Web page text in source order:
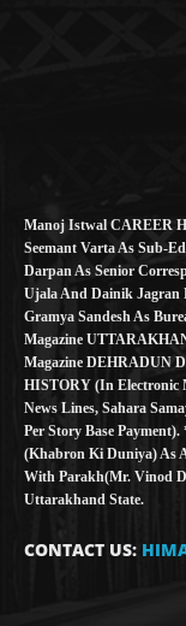
Manoj Istwal CAREER
Seemant Varta As Sub-
Darpan As Senior
Ujala And Dainik Jagran
Gramya Sandesh As
Magazine
Magazine DEHRADUN
HISTORY (in Electronic
News Lines, Sahara
Per Story Base
(Khabron Ki Duniya) As
With Parakh(Mr. Vinod
Uttarakhand State.
CONTACT US: